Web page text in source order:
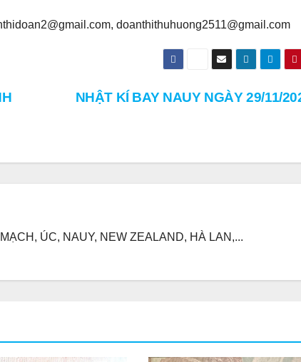
doanthithuhuong2511@gmail.com
NHẬT KÍ BAY NAUY NGÀY 29/11/
ÚC, NAUY, NEW ZEALAND, HÀ LAN,...